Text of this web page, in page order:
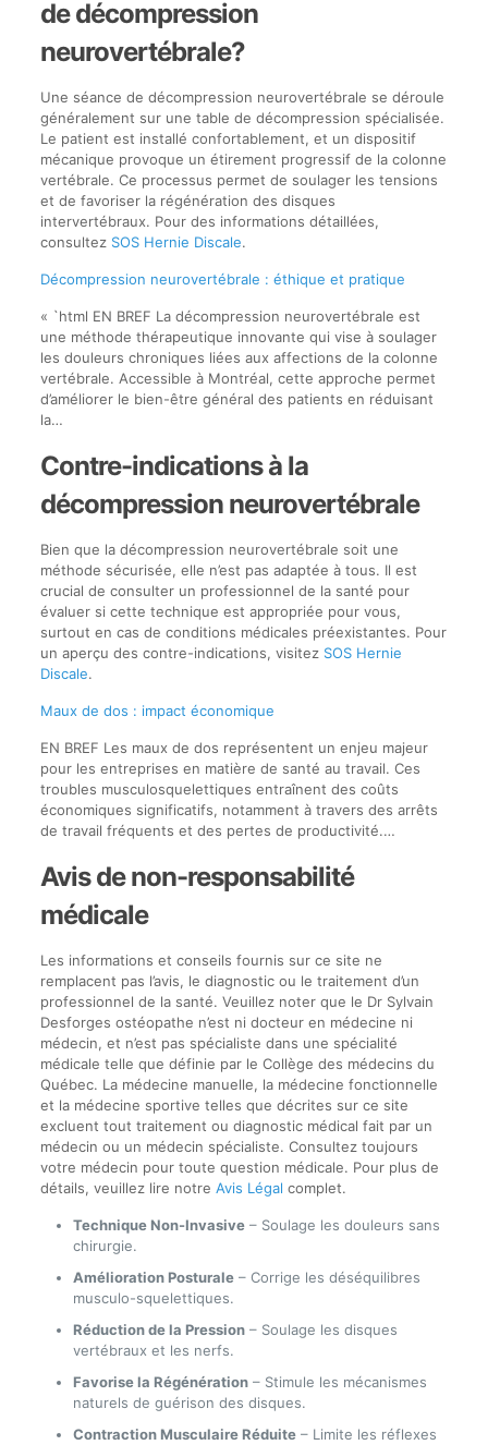
de décompression
neurovertébrale?
Une séance de décompression neurovertébrale se déroule
généralement sur une table de décompression spécialisée.
Le patient est installé confortablement, et un dispositif
mécanique provoque un étirement progressif de la colonne
vertébrale. Ce processus permet de soulager les tensions
et de favoriser la régénération des disques
intervertébraux. Pour des informations détaillées,
consultez SOS Hernie Discale.
Décompression neurovertébrale : éthique et pratique
« `html EN BREF La décompression neurovertébrale est
une méthode thérapeutique innovante qui vise à soulager
les douleurs chroniques liées aux affections de la colonne
vertébrale. Accessible à Montréal, cette approche permet
d’améliorer le bien-être général des patients en réduisant
la…
Contre-indications à la
décompression neurovertébrale
Bien que la décompression neurovertébrale soit une
méthode sécurisée, elle n’est pas adaptée à tous. Il est
crucial de consulter un professionnel de la santé pour
évaluer si cette technique est appropriée pour vous,
surtout en cas de conditions médicales préexistantes. Pour
un aperçu des contre-indications, visitez SOS Hernie
Discale.
Maux de dos : impact économique
EN BREF Les maux de dos représentent un enjeu majeur
pour les entreprises en matière de santé au travail. Ces
troubles musculosquelettiques entraînent des coûts
économiques significatifs, notamment à travers des arrêts
de travail fréquents et des pertes de productivité.…
Avis de non-responsabilité
médicale
Les informations et conseils fournis sur ce site ne
remplacent pas l’avis, le diagnostic ou le traitement d’un
professionnel de la santé. Veuillez noter que le Dr Sylvain
Desforges ostéopathe n’est ni docteur en médecine ni
médecin, et n’est pas spécialiste dans une spécialité
médicale telle que définie par le Collège des médecins du
Québec. La médecine manuelle, la médecine fonctionnelle
et la médecine sportive telles que décrites sur ce site
excluent tout traitement ou diagnostic médical fait par un
médecin ou un médecin spécialiste. Consultez toujours
votre médecin pour toute question médicale. Pour plus de
détails, veuillez lire notre Avis Légal complet.
Technique Non-Invasive– Soulage les douleurs sans
chirurgie.
Amélioration Posturale– Corrige les déséquilibres
musculo-squelettiques.
Réduction de la Pression– Soulage les disques
vertébraux et les nerfs.
Favorise la Régénération– Stimule les mécanismes
naturels de guérison des disques.
Contraction Musculaire Réduite– Limite les réflexes